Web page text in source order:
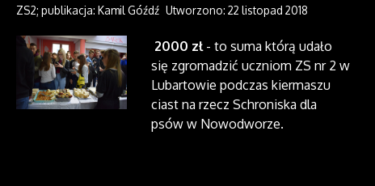
ZS2; publikacja: Kamil Góźdź Utworzono: 22 listopad 2018
2000 zł- to suma którą udało
się zgromadzić uczniom ZS nr 2 w
Lubartowie podczas kiermaszu
ciast na rzecz Schroniska dla
psów w Nowodworze.